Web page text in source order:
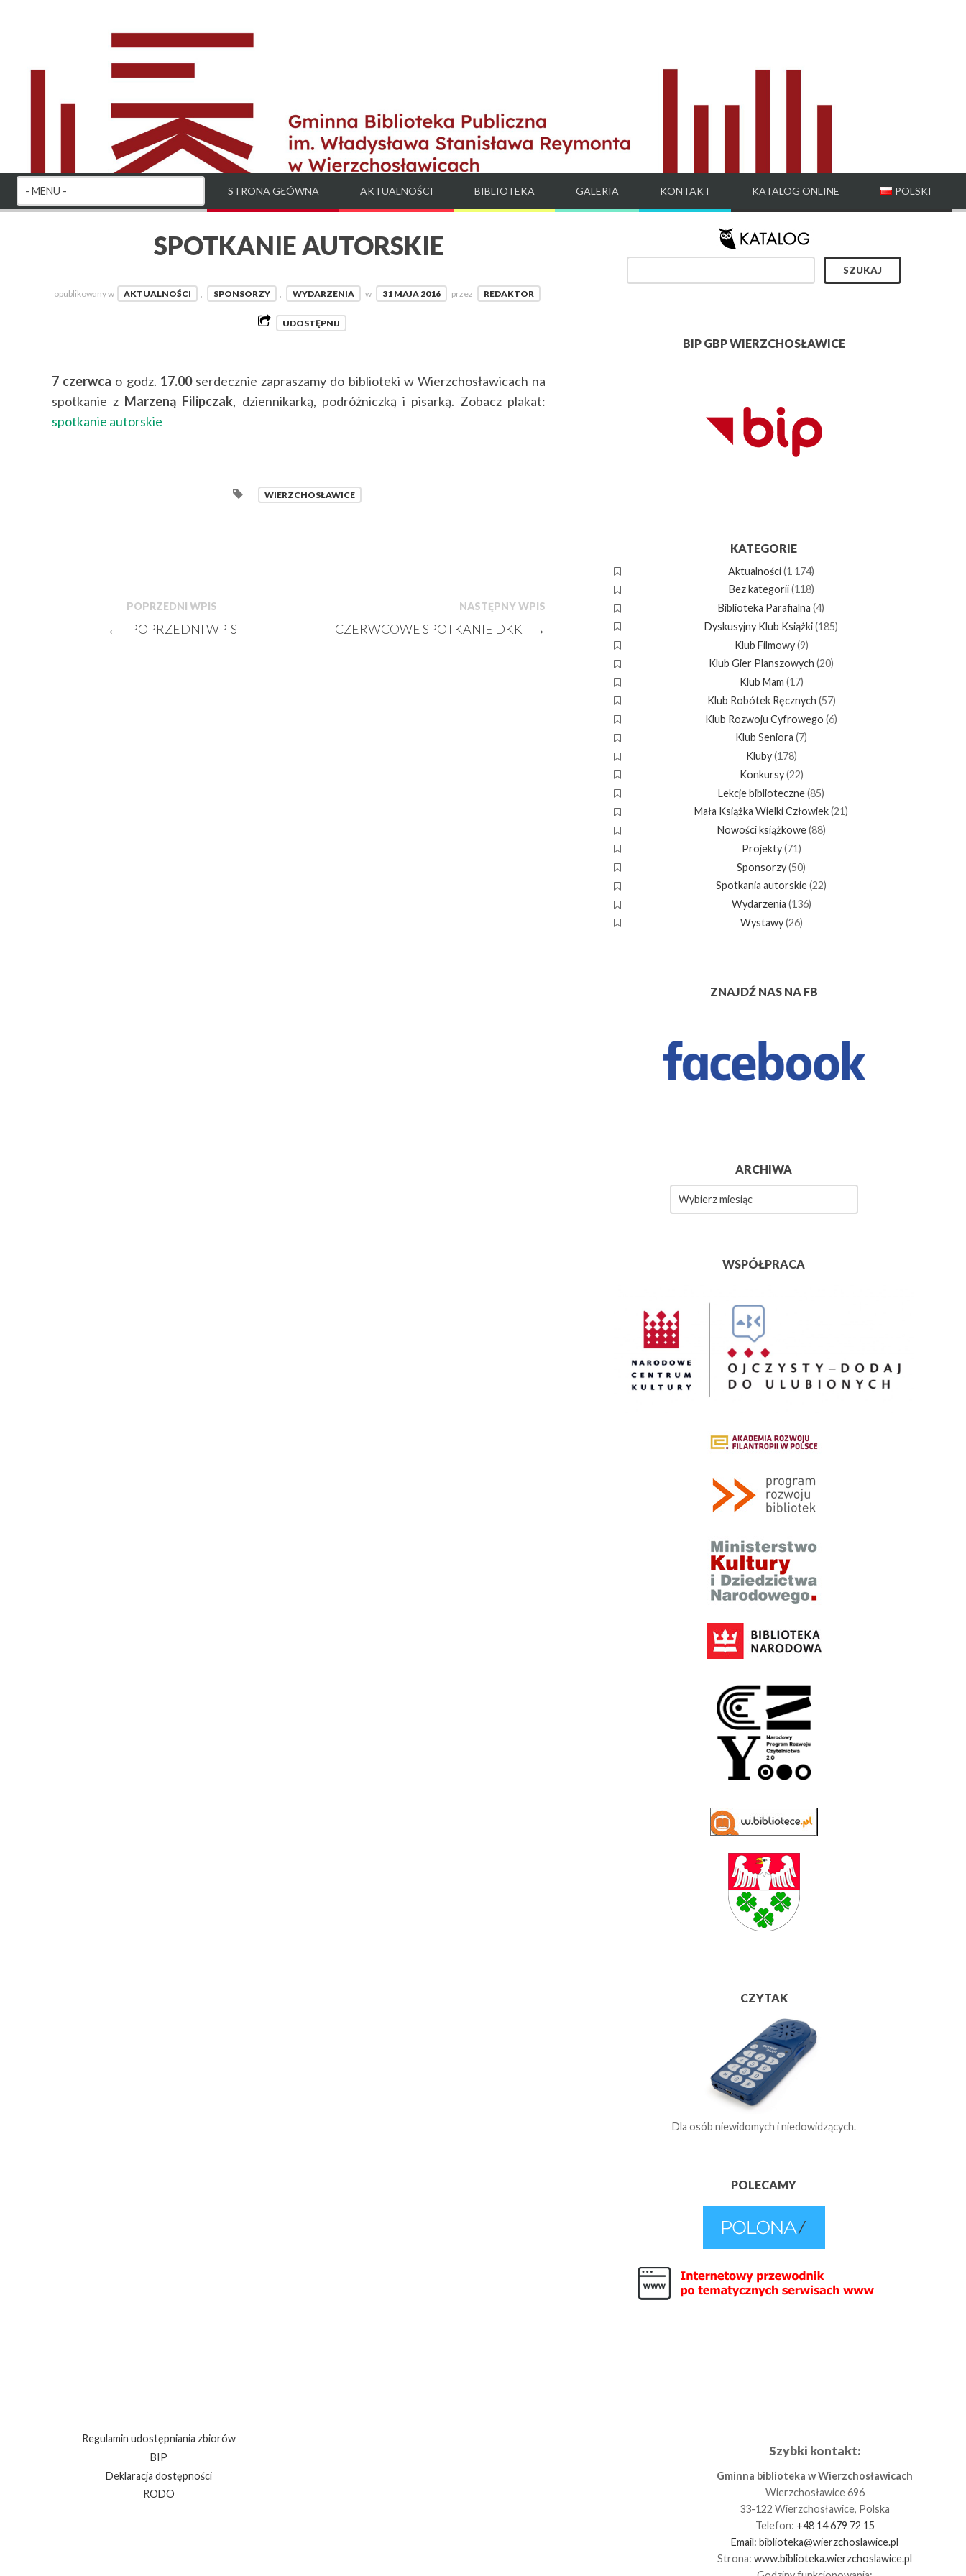
STRONA GŁÓWNA AKTUALNOŚCI BIBLIOTEKA GALERIA KONTAKT KATALOG ONLINE POLSKI
SPOTKANIE AUTORSKIE
opublikowany w AKTUALNOŚCI , SPONSORZY , WYDARZENIA w 31 MAJA 2016 przez REDAKTOR
UDOSTĘPNIJ
7 czerwca o godz. 17.00serdecznie zapraszamy do biblioteki w Wierzchosławicach na
spotkanie z Marzeną Filipczak, dziennikarką, podróżniczką i pisarką. Zobacz plakat:
spotkanie autorskie
WIERZCHOSŁAWICE
POPRZEDNI WPIS
← POPRZEDNI WPIS
NASTĘPNY WPIS
CZERWCOWE SPOTKANIE DKK →
BIP GBP WIERZCHOSŁAWICE
KATEGORIE
Aktualności(1 174)
Bez kategorii(118)
Biblioteka Parafialna (4)
Dyskusyjny Klub Książki(185)
Klub Filmowy(9)
Klub Gier Planszowych (20)
Klub Mam (17)
Klub Robótek Ręcznych (57)
Klub Rozwoju Cyfrowego (6)
Klub Seniora (7)
Kluby(178)
Konkursy(22)
Lekcje biblioteczne(85)
Mała Książka Wielki Człowiek(21)
Nowości książkowe(88)
Projekty(71)
Sponsorzy(50)
Spotkania autorskie(22)
Wydarzenia (136)
Wystawy(26)
ZNAJDŹ NAS NA FB
ARCHIWA
WSPÓŁPRACA
CZYTAK
Dla osób niewidomych i niedowidzących.
POLECAMY
Regulamin udostępniania zbiorów
BIP
Deklaracja dostępności
RODO
Szybki kontakt:
Gminna biblioteka w Wierzchosławicach
Wierzchosławice 696
33-122 Wierzchosławice, Polska
Telefon: +48 14 679 72 15
Email:biblioteka@wierzchoslawice.pl
Strona:www.biblioteka.wierzchoslawice.pl